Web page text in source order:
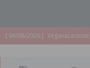
[ 06/08/2026 ] La Diputación